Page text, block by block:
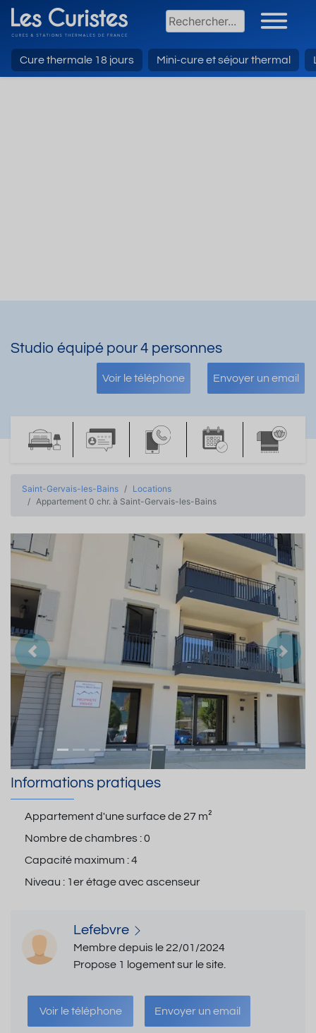
Cure thermale 18 jours Mini-cure et séjour thermal
Studio équipé pour 4 personnes
Voir le téléphone Envoyer un email
Saint-Gervais-les-Bains
Locations
Appartement 0 chr. à Saint-Gervais-les-Bains
Précedent
Informations pratiques
Appartement d'une surface de27 m²
Nombre de chambres :0
Capacité maximum :4
Niveau : 1er étage avec ascenseur
Lefebvre
Membre depuis le 22/01/2024
Propose 1 logement sur le site.
Voir le téléphone Envoyer un email